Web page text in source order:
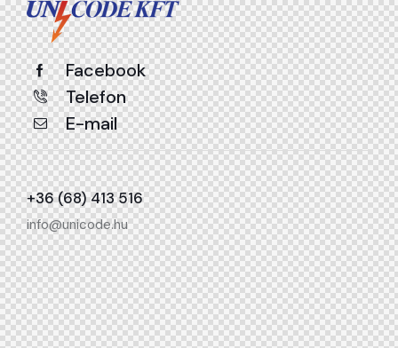
Facebook
Telefon
E-mail
+36 (68) 413 516
info@unicode.hu